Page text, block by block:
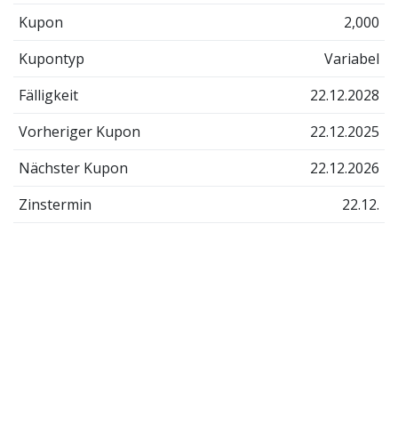
Kupon
2,000
Kupontyp
Variabel
Fälligkeit
22.12.2028
Vorheriger Kupon
22.12.2025
Nächster Kupon
22.12.2026
Zinstermin
22.12.